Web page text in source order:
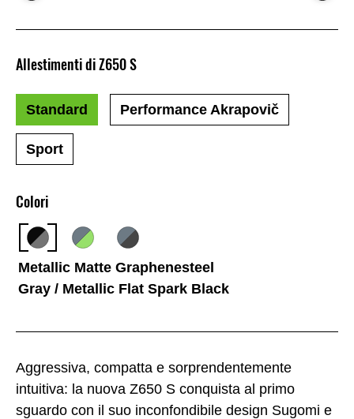
Aggressiva, compatta e sorprendentemente
intuitiva: la nuova Z650 S conquista al primo
sguardo con il suo inconfondibile design Sugomi e
Colori
Metallic Matte Graphenesteel
Gray / Metallic Flat Spark Black
Allestimenti di Z650 S
Standard Performance Akrapovič
Sport